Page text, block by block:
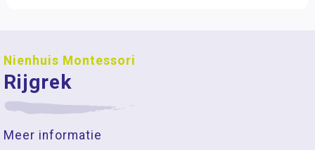
Nienhuis Montessori
Rijgrek
Meer informatie